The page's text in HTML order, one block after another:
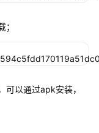
可以通过apk安装，